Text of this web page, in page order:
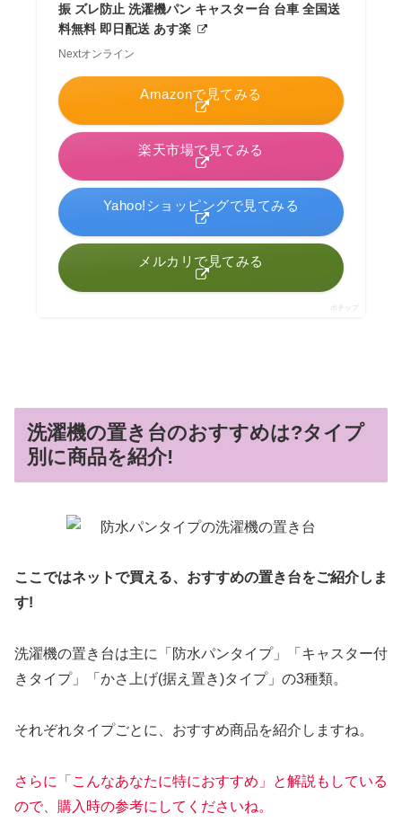
振 ズレ防止 洗濯機パン キャスター台 台車 全国送
料無料 即日配送 あす楽
Nextオンライン
Amazonで見てみる
楽天市場で見てみる
Yahoo!ショッピングで見てみる
メルカリで見てみる
ポチップ
洗濯機の置き台のおすすめは?タイプ
別に商品を紹介!
ここではネットで買える、おすすめの置き台をご紹介しま
す!
洗濯機の置き台は主に「防水パンタイプ」「キャスター付
きタイプ」「かさ上げ(据え置き)タイプ」の3種類。
それぞれタイプごとに、おすすめ商品を紹介しますね。
さらに「こんなあなたに特におすすめ」と解説もしている
ので、購入時の参考にしてくださいね。